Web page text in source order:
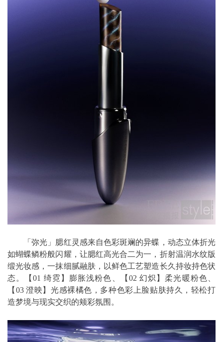
「弥光」腮红灵感来自色彩斑斓的异蝶，动态立体折光
如蝴蝶鳞粉般闪耀，让腮红高光合二为一，折射温润水纹版
缎光妆感，一抹细腻融肤，以鲜色工艺塑造长久持妆持色状
态。【01 绮霓】膨胀浅粉色、【02 幻炽】柔光暖粉色、
【03 澄映】光感裸橘色，多种色彩上脸贴肤持久，轻松打
造梦境与现实交织的颊彩氛围。